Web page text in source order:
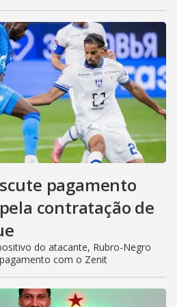
pagamento
contratação de
do atacante, Rubro-Negro
com o Zenit